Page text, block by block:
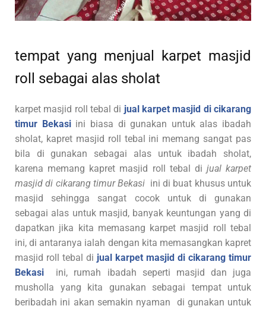
tempat yang menjual karpet masjid
roll sebagai alas sholat
karpet masjid roll tebal di jual karpet masjid di cikarang
timur Bekasiini biasa di gunakan untuk alas ibadah
sholat, kapret masjid roll tebal ini memang sangat pas
bila di gunakan sebagai alas untuk ibadah sholat,
karena memang kapret masjid roll tebal di jual karpet
masjid di cikarang timur Bekasi ini di buat khusus untuk
masjid sehingga sangat cocok untuk di gunakan
sebagai alas untuk masjid, banyak keuntungan yang di
dapatkan jika kita memasang karpet masjid roll tebal
ini, di antaranya ialah dengan kita memasangkan kapret
masjid roll tebal di jual karpet masjid di cikarang timur
Bekasi ini, rumah ibadah seperti masjid dan juga
musholla yang kita gunakan sebagai tempat untuk
beribadah ini akan semakin nyaman di gunakan untuk